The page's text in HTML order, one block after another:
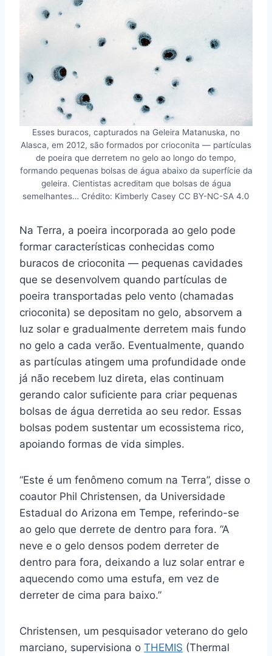
Esses buracos, capturados na Geleira Matanuska, no
Alasca, em 2012, são formados por crioconita — partículas
de poeira que derretem no gelo ao longo do tempo,
formando pequenas bolsas de água abaixo da superfície da
geleira. Cientistas acreditam que bolsas de água
semelhantes… Crédito: Kimberly Casey CC BY-NC-SA 4.0
Na Terra, a poeira incorporada ao gelo pode
formar características conhecidas como
buracos de crioconita — pequenas cavidades
que se desenvolvem quando partículas de
poeira transportadas pelo vento (chamadas
crioconita) se depositam no gelo, absorvem a
luz solar e gradualmente derretem mais fundo
no gelo a cada verão. Eventualmente, quando
as partículas atingem uma profundidade onde
já não recebem luz direta, elas continuam
gerando calor suficiente para criar pequenas
bolsas de água derretida ao seu redor. Essas
bolsas podem sustentar um ecossistema rico,
apoiando formas de vida simples.
“Este é um fenômeno comum na Terra”, disse o
coautor Phil Christensen, da Universidade
Estadual do Arizona em Tempe, referindo-se
ao gelo que derrete de dentro para fora. “A
neve e o gelo densos podem derreter de
dentro para fora, deixando a luz solar entrar e
aquecendo como uma estufa, em vez de
derreter de cima para baixo.”
Christensen, um pesquisador veterano do gelo
marciano, supervisiona o THEMIS (Thermal